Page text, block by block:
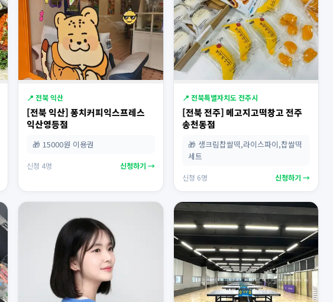
📍 전북 익산
[전북 익산] 퐁치커피익스프레스
익산영등점
🎁 15000원 이용권
신청 4명 신청하기 →
📍 전북특별자치도 전주시
[전북 전주] 메고지고떡창고 전주
송천동점
🎁 생크림찹쌀떡,라이스파이,찹쌀떡
세트
신청 6명 신청하기 →